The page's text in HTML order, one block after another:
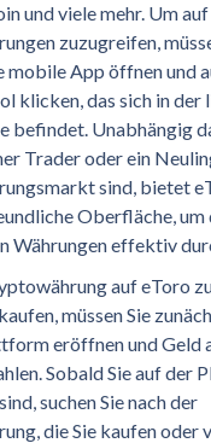
und viele mehr. Um
zuzugreifen,
mobile App öffnen und
klicken, das sich in der
befindet. Unabhängig
Trader oder ein
sind, bietet
Oberfläche, um
Währungen effektiv
auf eToro
müssen Sie
eröffnen und Geld
Sobald Sie auf der
suchen Sie nach der
die Sie kaufen oder